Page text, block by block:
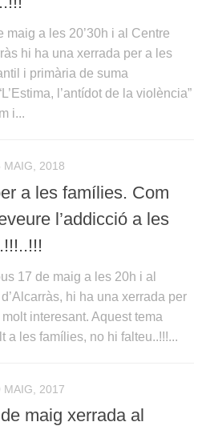
maig a les 20’30h i al Centre
hi ha una xerrada per a les
i primària de suma
l’antídot de la violència”
i...
MAIG, 2018
a les famílies. Com
l’addicció a les
17 de maig a les 20h i al
hi ha una xerrada per
interesant. Aquest tema
a les famílies, no hi falteu..!!!...
MAIG, 2017
maig xerrada al